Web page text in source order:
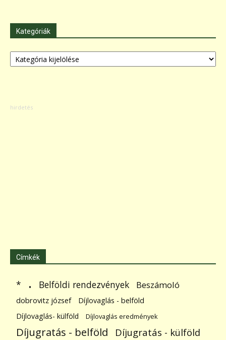
Kategóriák
Kategóriák
Címkék
* . Belföldi rendezvények Beszámoló
dobrovitz józsef
Díjlovaglás - belföld
Díjlovaglás- külföld
Díjlovaglás eredmények
Díjugratás - belföld Díjugratás - külföld